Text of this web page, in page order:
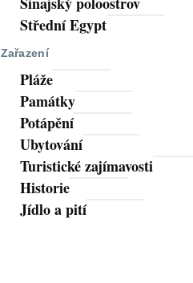
Střední Egypt
Zařazení
Pláže
Památky
Potápění
Ubytování
Turistické zajímavosti
Historie
Jídlo a pití